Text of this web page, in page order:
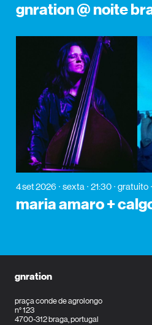
gnration @ noite
4 set 2026 sexta 21:30 gratuito
maria amaro +
gnration
praça conde de agrolongo
n° 123
4700-312 braga, portugal